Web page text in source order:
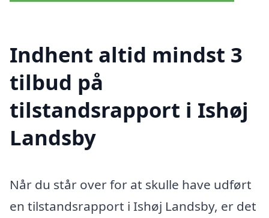
Indhent altid mindst 3
tilbud på
tilstandsrapport i Ishøj
Landsby
Når du står over for at skulle have udført
en tilstandsrapport i Ishøj Landsby, er det